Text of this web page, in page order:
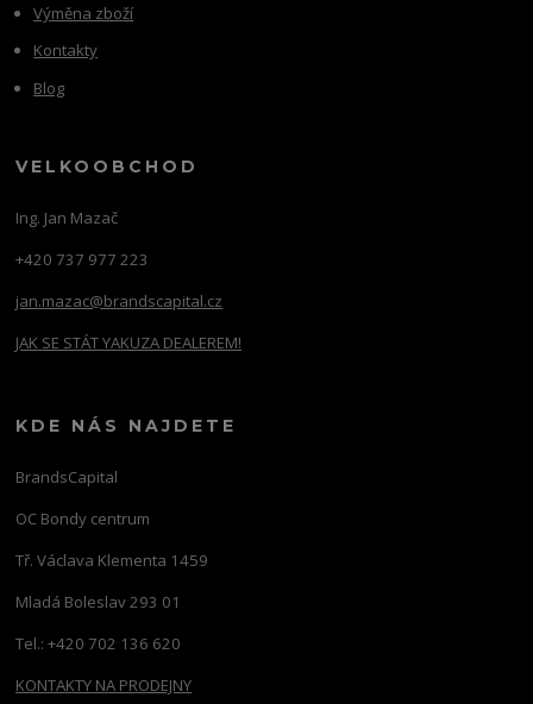
Výměna zboží
Kontakty
Blog
VELKOOBCHOD
Ing. Jan Mazač
+420 737 977 223
jan.mazac@brandscapital.cz
JAK SE STÁT YAKUZA DEALEREM!
KDE NÁS NAJDETE
BrandsCapital
OC Bondy centrum
Tř. Václava Klementa 1459
Mladá Boleslav 293 01
Tel.: +420 702 136 620
KONTAKTY NA PRODEJNY